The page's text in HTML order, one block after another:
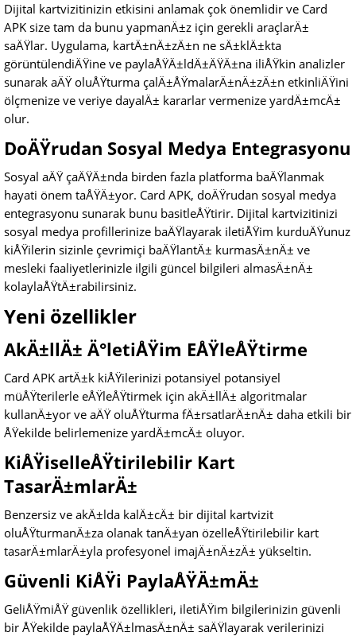
Dijital kartvizitinizin etkisini anlamak çok önemlidir ve Card
APK size tam da bunu yapmanÄ±z için gerekli araçlarÄ±
saÄŸlar. Uygulama, kartÄ±nÄ±zÄ±n ne sÄ±klÄ±kta
görüntülendiÄŸine ve paylaÅŸÄ±ldÄ±ÄŸÄ±na iliÅŸkin analizler
sunarak aÄŸ oluÅŸturma çalÄ±ÅŸmalarÄ±nÄ±zÄ±n etkinliÄŸini
ölçmenize ve veriye dayalÄ± kararlar vermenize yardÄ±mcÄ±
olur.
DoÄŸrudan Sosyal Medya Entegrasyonu
Sosyal aÄŸ çaÄŸÄ±nda birden fazla platforma baÄŸlanmak
hayati önem taÅŸÄ±yor. Card APK, doÄŸrudan sosyal medya
entegrasyonu sunarak bunu basitleÅŸtirir. Dijital kartvizitinizi
sosyal medya profillerinize baÄŸlayarak iletiÅŸim kurduÄŸunuz
kiÅŸilerin sizinle çevrimiçi baÄŸlantÄ± kurmasÄ±nÄ± ve
mesleki faaliyetlerinizle ilgili güncel bilgileri almasÄ±nÄ±
kolaylaÅŸtÄ±rabilirsiniz.
Yeni özellikler
AkÄ±llÄ± Ä°letiÅŸim EÅŸleÅŸtirme
Card APK artÄ±k kiÅŸilerinizi potansiyel potansiyel
müÅŸterilerle eÅŸleÅŸtirmek için akÄ±llÄ± algoritmalar
kullanÄ±yor ve aÄŸ oluÅŸturma fÄ±rsatlarÄ±nÄ± daha etkili bir
ÅŸekilde belirlemenize yardÄ±mcÄ± oluyor.
KiÅŸiselleÅŸtirilebilir Kart
TasarÄ±mlarÄ±
Benzersiz ve akÄ±lda kalÄ±cÄ± bir dijital kartvizit
oluÅŸturmanÄ±za olanak tanÄ±yan özelleÅŸtirilebilir kart
tasarÄ±mlarÄ±yla profesyonel imajÄ±nÄ±zÄ± yükseltin.
Güvenli KiÅŸi PaylaÅŸÄ±mÄ±
GeliÅŸmiÅŸ güvenlik özellikleri, iletiÅŸim bilgilerinizin güvenli
bir ÅŸekilde paylaÅŸÄ±lmasÄ±nÄ± saÄŸlayarak verilerinizi